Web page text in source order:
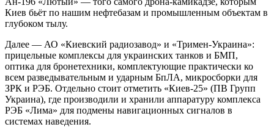
Киев бьёт по нашим нефтебазам и промышленным объектам в
глубоком тылу.
Далее — АО «Киевский радиозавод» и «Тримен-Украина»:
прицельные комплексы для украинских танков и БМП,
оптика для бронетехники, комплектующие практически ко
всем разведывательным и ударным БпЛА, микросборки для
ЗРК и РЭБ. Отдельно стоит отметить «Киев-25» (ПВ Групп
Украина), где производили и хранили аппаратуру комплекса
РЭБ «Лима» для подмены навигационных сигналов в
системах наведения.